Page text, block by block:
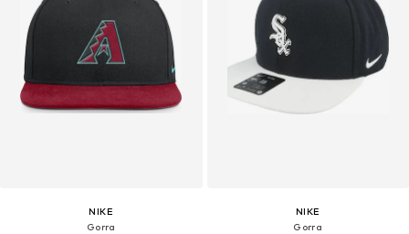
NIKE
Gorra
NIKE
Gorra